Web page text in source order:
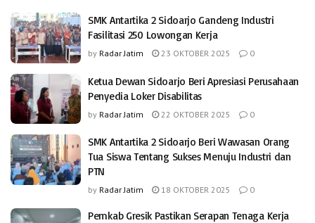
SMK Antartika 2 Sidoarjo Gandeng Industri
Fasilitasi 250 Lowongan Kerja
by Radar Jatim 23 OKTOBER 2025 0
Ketua Dewan Sidoarjo Beri Apresiasi Perusahaan
Penyedia Loker Disabilitas
by Radar Jatim 22 OKTOBER 2025 0
SMK Antartika 2 Sidoarjo Beri Wawasan Orang
Tua Siswa Tentang Sukses Menuju Industri dan
PTN
by Radar Jatim 18 OKTOBER 2025 0
Pemkab Gresik Pastikan Serapan Tenaga Kerja